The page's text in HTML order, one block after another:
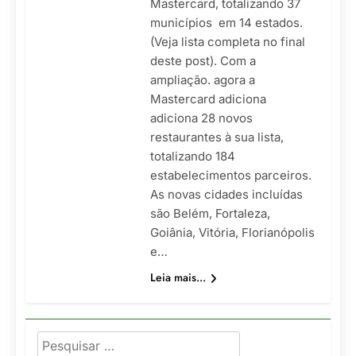
Mastercard, totalizando 37
municípios em 14 estados.
(Veja lista completa no final
deste post). Com a
ampliação. agora a
Mastercard adiciona
adiciona 28 novos
restaurantes à sua lista,
totalizando 184
estabelecimentos parceiros.
As novas cidades incluídas
são Belém, Fortaleza,
Goiânia, Vitória, Florianópolis
e…
Leia mais...
Pesquisar